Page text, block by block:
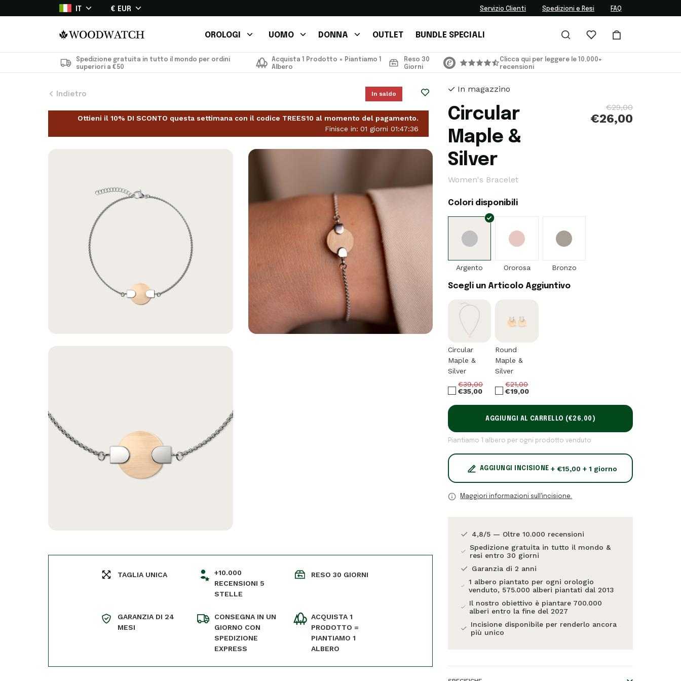
IT € EUR Servizio Clienti Spedizioni e Resi FAQ
OROLOGI UOMO DONNA OUTLET BUNDLE SPECIALI
Spedizione gratuita in tutto il mondo per ordini
superiori a €50
Acquista 1 Prodotto = Piantiamo 1
Albero
Reso 30
Giorni
Clicca qui per leggere le 10,000+
recensioni
Circular
Maple &
Silver
Women's Bracelet
€29,00
€26,00
In magazzino
Colori disponibili
Argento Ororosa Bronzo
Scegli un Articolo Aggiuntivo
Circular
Maple &
Silver
€39,00
€35,00
Round
Maple &
Silver
€21,00
€19,00
AGGIUNGI AL CARRELLO (€26,00 )
Piantiamo 1 albero per ogni prodotto venduto
AGGIUNGI INCISIONE + €15,00 + 1 giorno
Maggiori informazioni sull'incisione.
4,8/5 — Oltre 10.000 recensioni
Spedizione gratuita in tutto il mondo &
resi entro 30 giorni
Garanzia di 2 anni
1 albero piantato per ogni orologio
venduto, 575.000 alberi piantati dal 2013
Il nostro obiettivo è piantare 700.000
alberi entro la fine del 2027
Incisione disponibile per renderlo ancora
più unico
Indietro In saldo
Ottieni il 10% DI SCONTO questa settimana con il codice TREES10 al momento del pagamento.
Finisce in: 01 giorni01:47:34
TAGLIA UNICA
+10.000
RECENSIONI 5
STELLE
RESO 30 GIORNI
GARANZIA DI 24
MESI
CONSEGNA IN UN
GIORNO CON
SPEDIZIONE
EXPRESS
ACQUISTA 1
PRODOTTO =
PIANTIAMO 1
ALBERO